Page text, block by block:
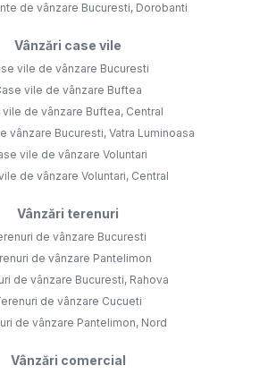
de vânzare Bucuresti, Dorobanti
Vânzări case vile
vile de vânzare Bucuresti
vile de vânzare Buftea
vile de vânzare Buftea, Central
vânzare Bucuresti, Vatra Luminoasa
vile de vânzare Voluntari
de vânzare Voluntari, Central
Vânzări terenuri
de vânzare Bucuresti
de vânzare Pantelimon
de vânzare Bucuresti, Rahova
de vânzare Cucueti
de vânzare Pantelimon, Nord
Vânzări comercial